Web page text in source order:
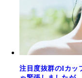
注目度抜群のIカッ